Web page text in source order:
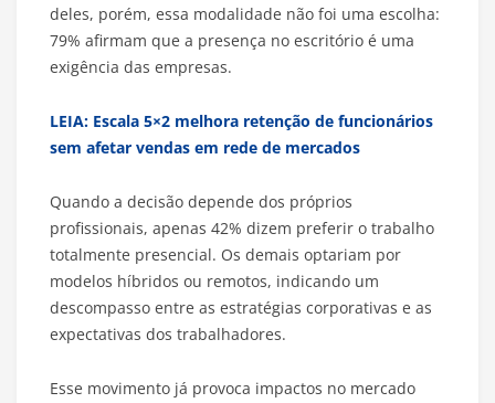
deles, porém, essa modalidade não foi uma escolha:
79% afirmam que a presença no escritório é uma
exigência das empresas.
LEIA: Escala 5×2 melhora retenção de funcionários
sem afetar vendas em rede de mercados
Quando a decisão depende dos próprios
profissionais, apenas 42% dizem preferir o trabalho
totalmente presencial. Os demais optariam por
modelos híbridos ou remotos, indicando um
descompasso entre as estratégias corporativas e as
expectativas dos trabalhadores.
Esse movimento já provoca impactos no mercado